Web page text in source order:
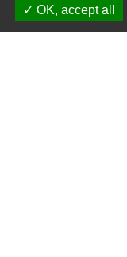
Horaires
OK, accept all